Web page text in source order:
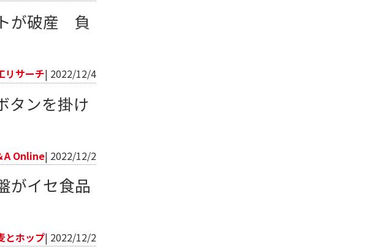
が破産 負
リサーチ| 2022/12/4
タンを掛け
A Online| 2022/12/2
がイセ食品
とホップ| 2022/12/2